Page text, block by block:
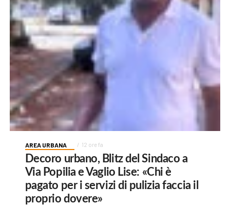
AREA URBANA 12 ore fa
Decoro urbano, Blitz del Sindaco a
Via Popilia e Vaglio Lise: «Chi è
pagato per i servizi di pulizia faccia il
proprio dovere»